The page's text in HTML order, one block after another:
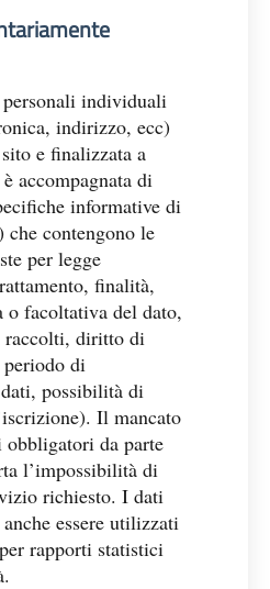
individuali
indirizzo, ecc)
e finalizzata a
accompagnata di
informative di
contengono le
per legge
finalità,
o facoltativa del dato,
raccolti, diritto di
periodo di
possibilità di
Il mancato
da parte
l’impossibilità di
richiesto. I dati
essere utilizzati
rapporti statistici